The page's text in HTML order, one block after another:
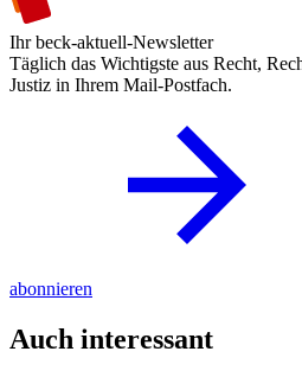
Ihr beck-aktuell-Newsletter
Täglich das Wichtigste aus Recht,
Justiz in Ihrem Mail-Postfach.
abonnieren
Auch interessant